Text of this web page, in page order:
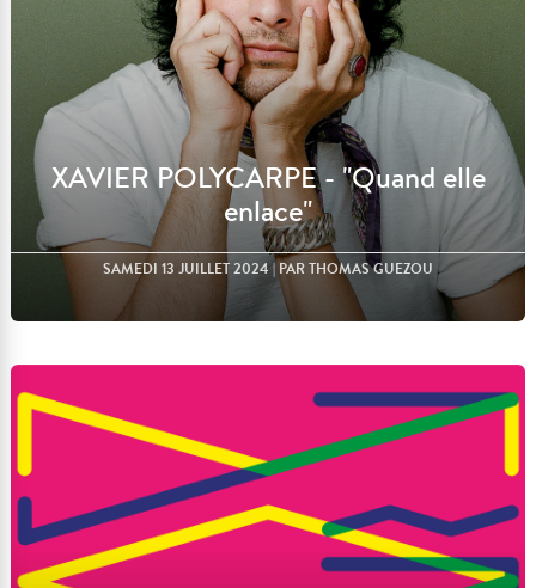
XAVIER POLYCARPE - "Quand elle
enlace"
SAMEDI 13 JUILLET 2024 | PAR THOMAS GUEZOU
Lire l'article